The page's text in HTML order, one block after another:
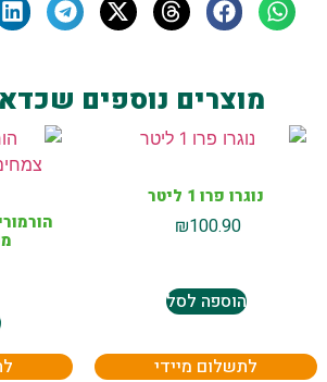
מוצרים נוספים
נוגרו פרו 1 ליטר
₪100.90
הוספה לסל
לתשלום מיידי